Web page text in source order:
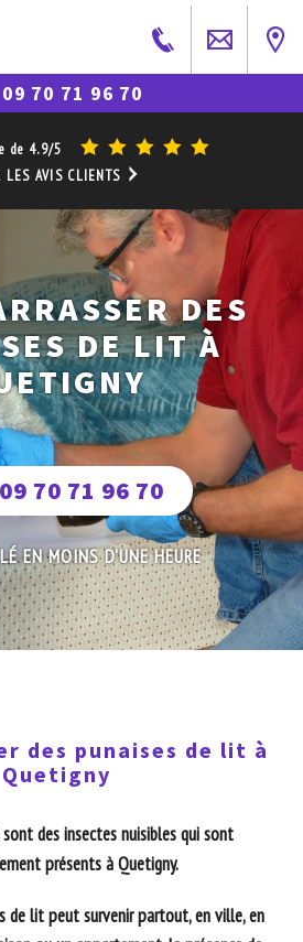
09 70 71 96 70
de 4.9/5
LES AVIS CLIENTS
DES
DE LIT À
09 70 71 96 70
EN MOINS D'UNE HEURE
des punaises de lit à
Quetigny
des insectes nuisibles qui sont
présents à Quetigny.
de lit peut survenir partout, en ville, en